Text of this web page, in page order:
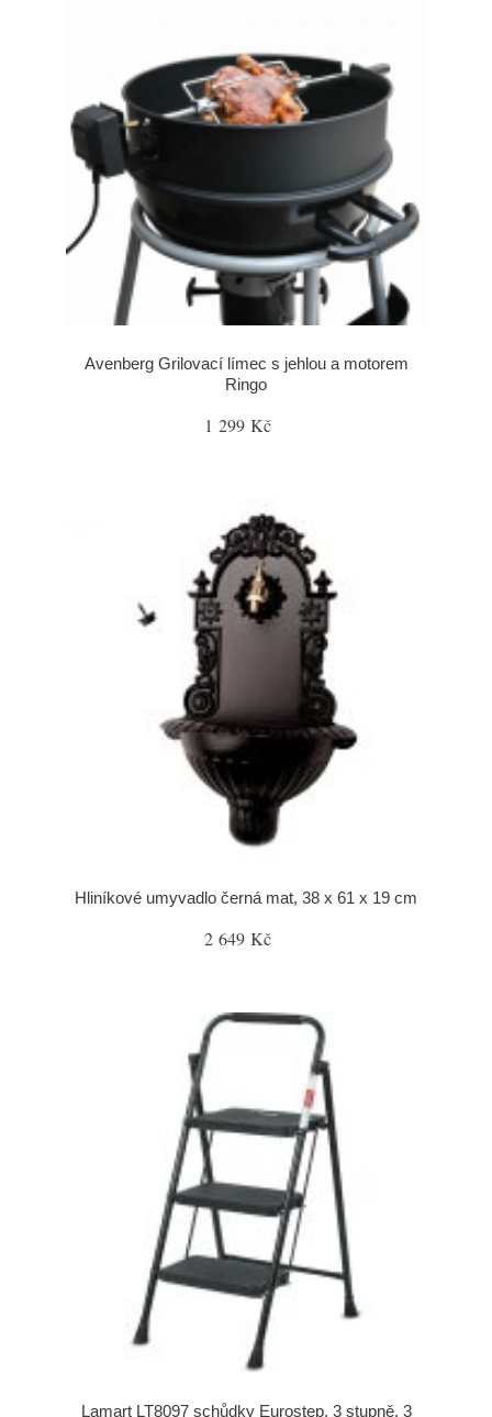
Avenberg Grilovací límec s jehlou a motorem
Ringo
1 299 Kč
Hliníkové umyvadlo černá mat, 38 x 61 x 19 cm
2 649 Kč
Lamart LT8097 schůdky Eurostep, 3 stupně, 3